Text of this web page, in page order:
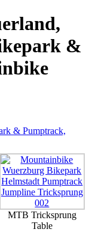
&
& Pumptrack,
MTB Tricksprung
Table